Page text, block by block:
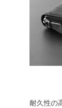
耐久性の